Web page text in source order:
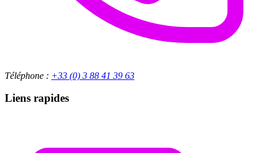
Téléphone : +33 (0) 3 88 41 39 63
Liens rapides